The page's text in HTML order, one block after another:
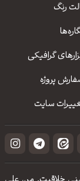
رنگ
گرافیکی
پروژه
سایت